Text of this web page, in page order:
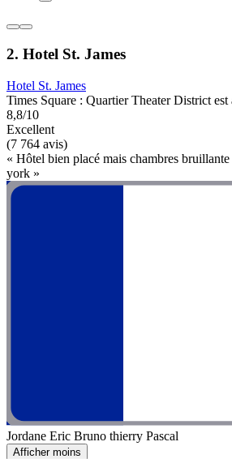
2. Hotel St. James
Hotel St. James
Times Square : Quartier Theater District est
8,8/10
Excellent
(7 764 avis)
« Hôtel bien placé mais chambres
york »
Jordane Eric Bruno thierry Pascal
Afficher moins